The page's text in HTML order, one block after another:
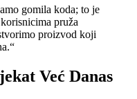
gomila koda; to je
pruža
proizvod koji
Već Danas